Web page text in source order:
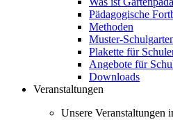
Pädagogische
Methoden
Muster-
Plakette für
Angebote für
Downloads
Veranstaltungen
Unsere Veranstaltungen